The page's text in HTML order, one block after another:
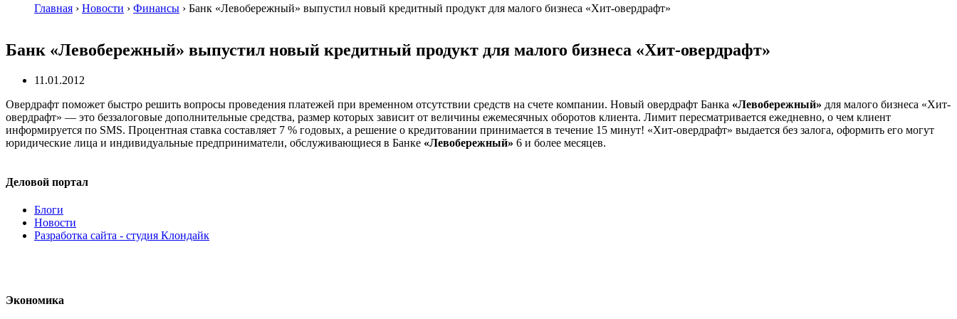
Главная › Новости › Финансы › Банк «Левобережный» выпустил новый кредитный продукт для малого бизнеса «Хит-овердрафт»
Банк «Левобережный» выпустил новый кредитный продукт для малого бизнеса «Хит-овердрафт»
11.01.2012
Овердрафт поможет быстро решить вопросы проведения платежей при временном отсутствии средств на счете компании. Новый овердрафт Банка «Левобережный» для малого бизнеса «Хит-
овердрафт» — это беззалоговые дополнительные средства, размер которых зависит от величины ежемесячных оборотов клиента. Лимит пересматривается ежедневно, о чем клиент
информируется по SMS. Процентная ставка составляет 7 % годовых, а решение о кредитовании принимается в течение 15 минут! «Хит-овердрафт» выдается без залога, оформить его могут
юридические лица и индивидуальные предприниматели, обслуживающиеся в Банке «Левобережный» 6 и более месяцев.
Деловой портал
Блоги
Новости
Разработка сайта - студия Клондайк
Экономика